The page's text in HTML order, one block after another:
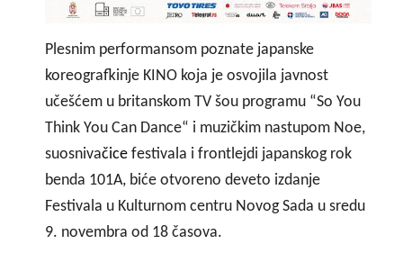
Plesnim performansom poznate japanske
koreografkinje KINO koja je osvojila javnost
učešćem u britanskom TV šou programu “So You
Think You Can Dance“ i muzičkim nastupom Noe,
suosnivačice festivala i frontlejdi japanskog rok
benda 101A, biće otvoreno deveto izdanje
Festivala u Kulturnom centru Novog Sada u sredu
9. novembra od 18 časova.